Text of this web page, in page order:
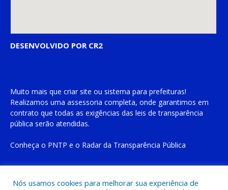
DESENVOLVIDO POR CR2
Muito mais que criar site ou sistema para prefeituras!
Realizamos uma assessoria completa, onde garantimos em
contrato que todas as exigências das leis de transparência
pública serão atendidas.
Conheça o PNTP e o Radar da Transparência Pública
Nós usamos cookies para melhorar sua experiência de